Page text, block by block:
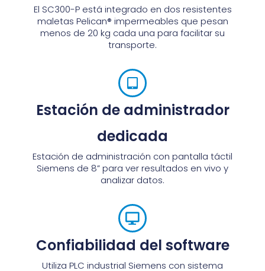
El SC300-P está integrado en dos resistentes
maletas Pelican® impermeables que pesan
menos de 20 kg cada una para facilitar su
transporte.
Estación de administrador
dedicada
Estación de administración con pantalla táctil
Siemens de 8” para ver resultados en vivo y
analizar datos.
Confiabilidad del software
Utiliza PLC industrial Siemens con sistema